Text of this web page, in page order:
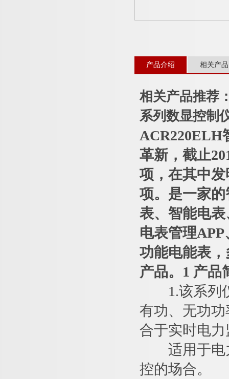
产品介绍 相关产品
相关产品推荐
系列数显控制
ACR220ELH
革新，截止
项，在其中发
项。是一家
表、智能电
电表管理
功能电能表
产品。1 产品
1.该系列仪
有功、无功
合于实时电
适用于电力
控的场合。